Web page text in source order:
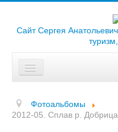
Сайт Сергея
Отчеты
Фотоальбомы
2012-05. Сплав р.